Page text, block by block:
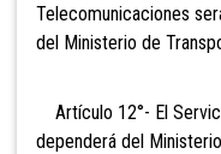
Telecomunicaciones
del Ministerio de
Artículo 12°- El
dependerá del